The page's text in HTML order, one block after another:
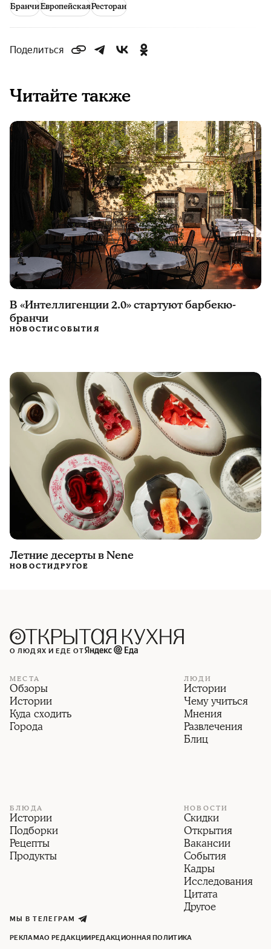
БранчиЕвропейскаяРесторан
Поделиться
Читайте также
В «Интеллигенции 2.0» стартуют барбекю-
бранчи
НОВОСТИСОБЫТИЯ
Летние десерты в Nene
НОВОСТИДРУГОЕ
О ЛЮДЯХ И ЕДЕ ОТ
МЕСТА
Обзоры
Истории
Куда сходить
Города
ЛЮДИ
Истории
Чему учиться
Мнения
Развлечения
Блиц
БЛЮДА
Истории
Подборки
Рецепты
Продукты
НОВОСТИ
Скидки
Открытия
Вакансии
События
Кадры
Исследования
Цитата
Другое
МЫ В ТЕЛЕГРАМ
РЕКЛАМАО РЕДАКЦИИРЕДАКЦИОННАЯ ПОЛИТИКА